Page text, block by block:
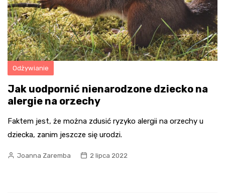
Odżywianie
Jak uodpornić nienarodzone dziecko na
alergie na orzechy
Faktem jest, że można zdusić ryzyko alergii na orzechy u
dziecka, zanim jeszcze się urodzi.
Joanna Zaremba 2 lipca 2022